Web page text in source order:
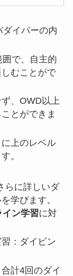
ダイバーの内
で、自主的
むことがで
、OWD以上
とができま
上のレベル
。
らに詳しいダ
学びます。
イン学習に対
：ダイビン
計4回のダイ